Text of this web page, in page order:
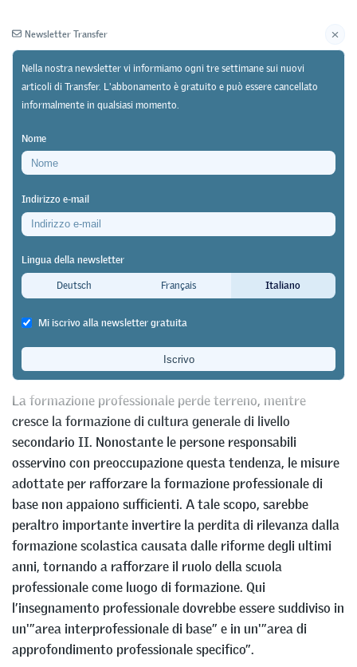
Newsletter Archivio
02/01/25
«Formazione professionale 2040 – prospettive e
professionale"
Occorre rafforzare la formazione
scolastica
Markus Maurer
La formazione professionale perde terreno, mentre
cresce la formazione di cultura generale di livello
secondario II. Nonostante le persone responsabili
osservino con preoccupazione questa tendenza, le misure
adottate per rafforzare la formazione professionale di
base non appaiono sufficienti. A tale scopo, sarebbe
peraltro importante invertire la perdita di rilevanza dalla
formazione scolastica causata dalle riforme degli ultimi
anni, tornando a rafforzare il ruolo della scuola
professionale come luogo di formazione. Qui
l’insegnamento professionale dovrebbe essere suddiviso in
un'”area interprofessionale di base” e in un'”area di
approfondimento professionale specifico”.
Newsletter Transfer
Nella nostra newsletter vi informiamo ogni tre settimane sui nuovi
articoli di Transfer. L'abbonamento è gratuito e può essere cancellato
informalmente in qualsiasi momento.
Nome
Indirizzo e-mail
Lingua della newsletter
Deutsch
Français Italiano
Mi iscrivo alla newsletter gratuita